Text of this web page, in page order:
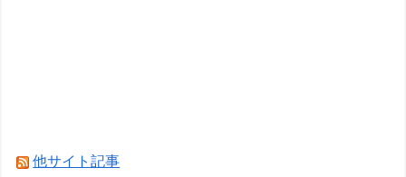
仏F1記者「アロンソが2年契約延長に向けアスト
他サイト記事